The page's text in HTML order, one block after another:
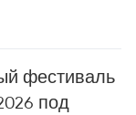
фестиваль
под